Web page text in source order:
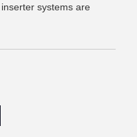
systems are